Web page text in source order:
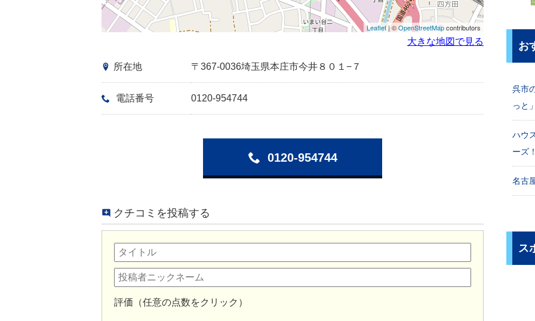
Leaflet| ©OpenStreetMapcontributors
大きな地図で見る
所在地 〒367-0036埼玉県本庄市今井８０１−７
電話番号 0120-954744
0120-954744
クチコミを投稿する
評価（任意の点数をクリック）
お
呉市
っと」
ハウ
ーズ！
名古
ス